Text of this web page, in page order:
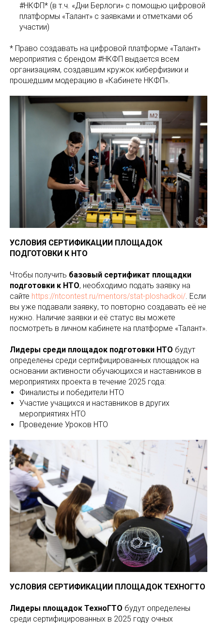
#НКФП* (в т.ч. «Дни Берлоги» с помощью цифровой
платформы «Талант» с заявками и отметками об
участии)
* Право создавать на цифровой платформе «Талант»
мероприятия с брендом #НКФП выдается всем
организациям, создавшим кружок киберфизики и
прошедшим модерацию в «Кабинете НКФП».
УСЛОВИЯ СЕРТИФИКАЦИИ ПЛОЩАДОК
ПОДГОТОВКИ К НТО
Чтобы получить базовый сертификат площадки
подготовки к НТО, необходимо подать заявку на
сайте https://ntcontest.ru/mentors/stat-ploshadkoi/ . Если
вы уже подавали заявку, то повторно создавать её не
нужно. Наличие заявки и её статус вы можете
посмотреть в личном кабинете на платформе «Талант».
Лидеры среди площадок подготовки НТО будут
определены среди сертифицированных площадок на
основании активности обучающихся и наставников в
мероприятиях проекта в течение 2025 года:
Финалисты и победители НТО
Участие учащихся и наставников в других
мероприятиях НТО
Проведение Уроков НТО
УСЛОВИЯ СЕРТИФИКАЦИИ ПЛОЩАДОК ТЕХНОГТО
Лидеры площадок ТехноГТО будут определены
среди сертифицированных в 2025 году очных